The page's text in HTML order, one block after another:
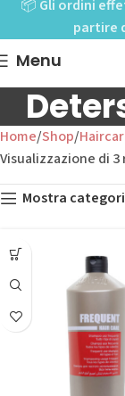
📦 Gli ordini
partire
Menu
Home Shop
Visualizzazione di
Mostra